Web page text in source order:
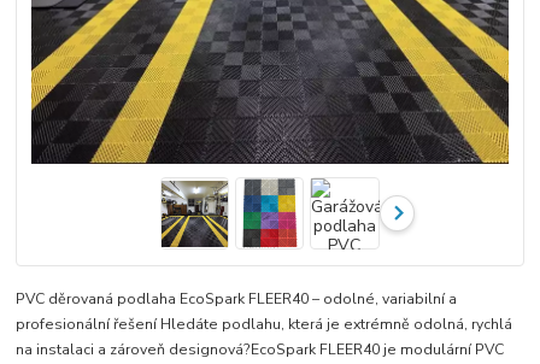
PVC děrovaná podlaha EcoSpark FLEER40 – odolné, variabilní a
profesionální řešení Hledáte podlahu, která je extrémně odolná, rychlá
na instalaci a zároveň designová?EcoSpark FLEER40 je modulární PVC